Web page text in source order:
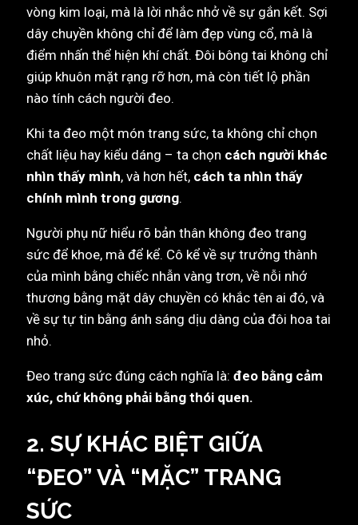
vòng kim loại, mà là lời nhắc nhở về sự gắn kết. Sợi
dây chuyền không chỉ để làm đẹp vùng cổ, mà là
điểm nhấn thể hiện khí chất. Đôi bông tai không chỉ
giúp khuôn mặt rạng rỡ hơn, mà còn tiết lộ phần
nào tính cách người đeo.
Khi ta đeo một món trang sức, ta không chỉ chọn
chất liệu hay kiểu dáng – ta chọn cách người khác
nhìn thấy mình, và hơn hết, cách ta nhìn thấy
chính mình trong gương.
Người phụ nữ hiểu rõ bản thân không đeo trang
sức để khoe, mà để kể. Cô kể về sự trưởng thành
của mình bằng chiếc nhẫn vàng trơn, về nỗi nhớ
thương bằng mặt dây chuyền có khắc tên ai đó, và
về sự tự tin bằng ánh sáng dịu dàng của đôi hoa tai
nhỏ.
Đeo trang sức đúng cách nghĩa là: đeo bằng cảm
xúc, chứ không phải bằng thói quen.
2. SỰ KHÁC BIỆT GIỮA
“ĐEO” VÀ “MẶC” TRANG
SỨC